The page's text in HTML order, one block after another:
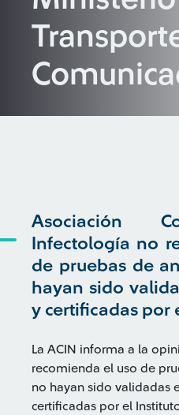
Buscar
Asociación
Infectología no
de pruebas de
hayan sido
y certificadas por
La ACIN informa a la
recomienda el uso de
no hayan sido validadas
certificadas por el